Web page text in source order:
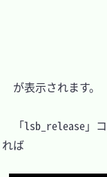
が表示されます。
「lsb_release」コ
れば